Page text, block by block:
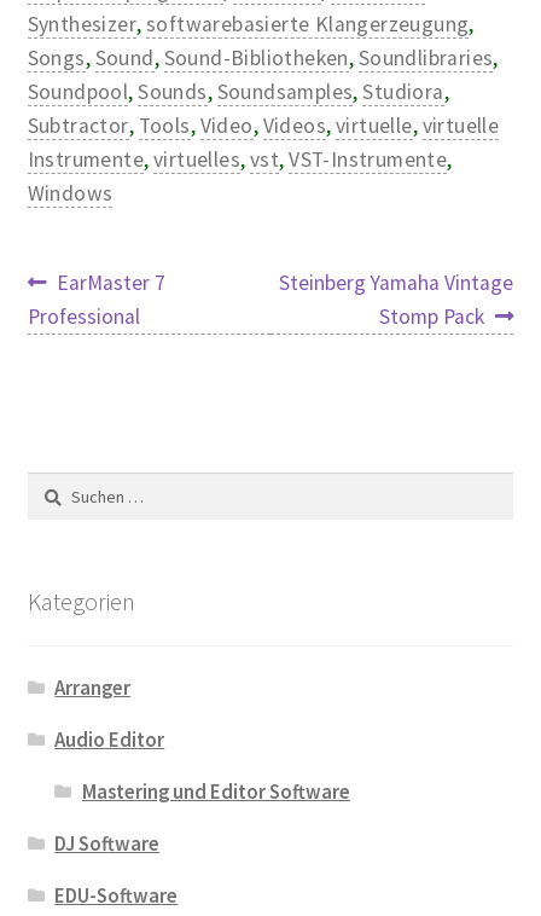
Synthesizer,softwarebasierte Klangerzeugung,
Songs,Sound,Sound-Bibliotheken,Soundlibraries,
Soundpool,Sounds,Soundsamples,Studiora,
Subtractor, Tools,Video,Videos,virtuelle,virtuelle
Instrumente,virtuelles,vst,VST-Instrumente,
Windows
Beitragsnavigation
Vorheriger
Beitrag:
EarMaster 7
Professional
Nächster
Steinberg Yamaha Vintage
Stomp Pack
Suchen
nach:
Kategorien
Arranger
Audio Editor
Mastering und Editor Software
DJ Software
EDU-Software